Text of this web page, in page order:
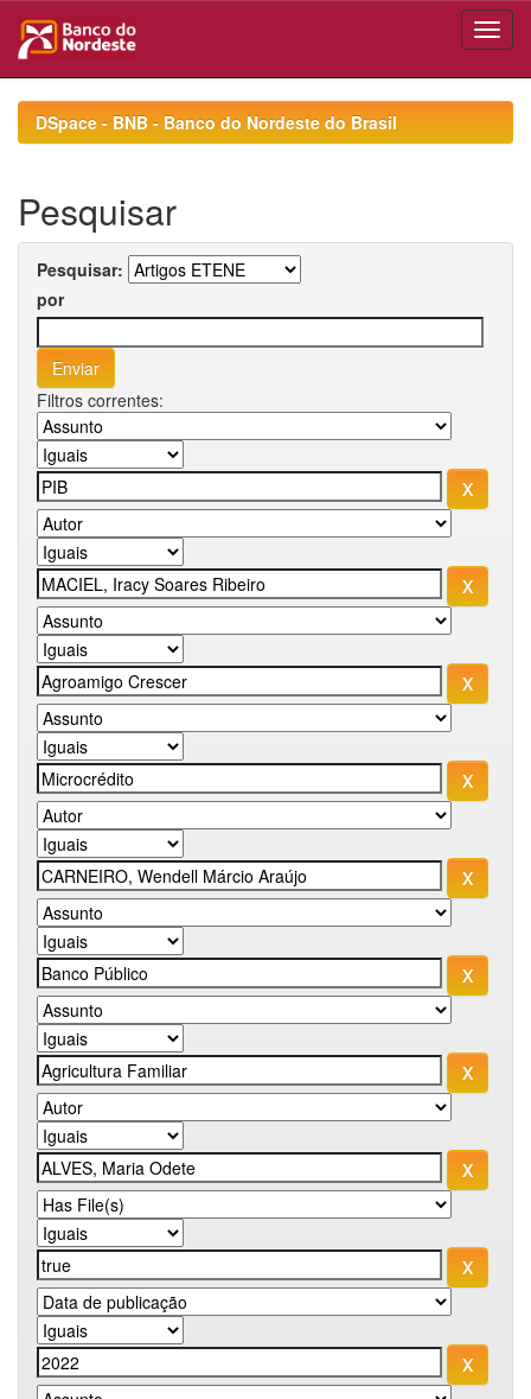
navigationDSpace - BNB - Banco do Nordeste do Brasil
Pesquisar
Pesquisar:
por
Filtros correntes: